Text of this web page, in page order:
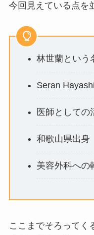
今回見えている点を
林世蘭という
Seran
医師としての
和歌山県出身
美容外科への
ここまでそろってく